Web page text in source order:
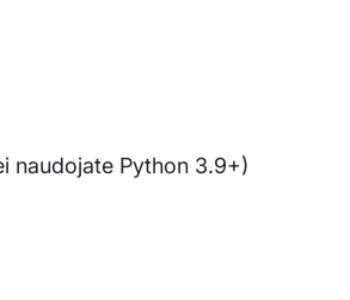
naudojate Python 3.9+)